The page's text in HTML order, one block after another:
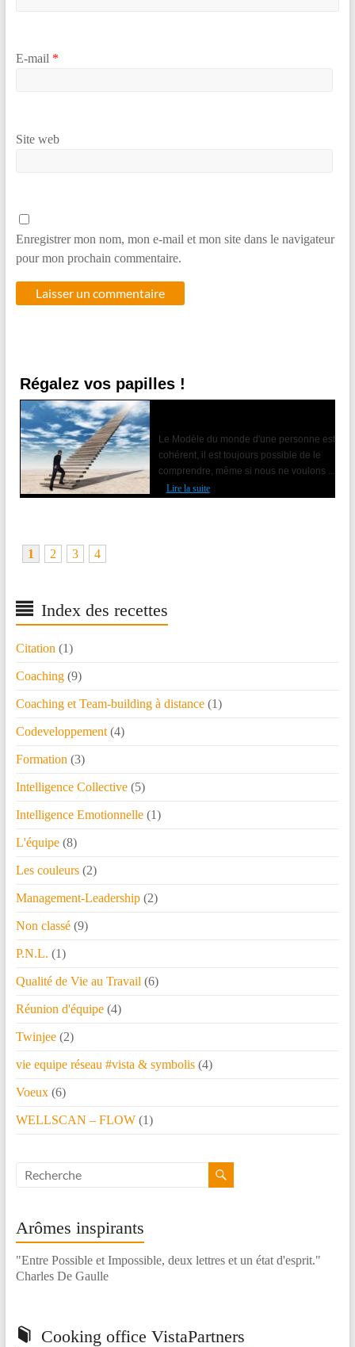
E-mail *
Site web
Enregistrer mon nom, mon e-mail et mon site dans le navigateur
pour mon prochain commentaire.
Régalez vos papilles !
Le Modèle du monde d'une personne est
cohérent, il est toujours possible de le
comprendre, même si nous ne voulons ...
Lire la suite
1 2 3 4
Index des recettes
Citation (1)
Coaching(9)
Coaching et Team-building à distance(1)
Codeveloppement(4)
Formation (3)
Intelligence Collective(5)
Intelligence Emotionnelle(1)
L'équipe(8)
Les couleurs(2)
Management-Leadership(2)
Non classé(9)
P.N.L. (1)
Qualité de Vie au Travail (6)
Réunion d'équipe(4)
Twinjee(2)
vie equipe réseau #vista & symbolis(4)
Voeux(6)
WELLSCAN – FLOW(1)
Arômes inspirants
"Entre Possible et Impossible, deux lettres et un état d'esprit."
Charles De Gaulle
Cooking office VistaPartners